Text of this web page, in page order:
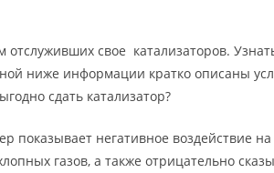
свое катализаторов.
ниже информации кратко описаны
сдать катализатор?
показывает негативное воздействие
газов, а также отрицательно